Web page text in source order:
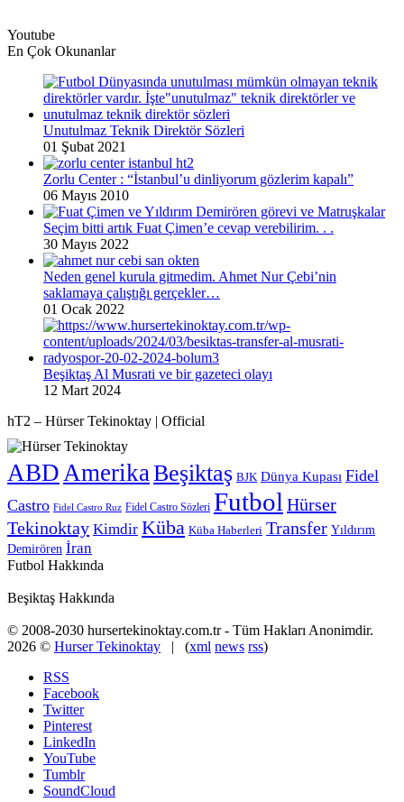
Youtube
En Çok Okunanlar
Unutulmaz Teknik Direktör Sözleri
01 Şubat 2021
Zorlu Center : “İstanbul’u dinliyorum gözlerim kapalı”
06 Mayıs 2010
Seçim bitti artık Fuat Çimen’e cevap verebilirim. . .
30 Mayıs 2022
Neden genel kurula gitmedim. Ahmet Nur Çebi’nin
saklamaya çalıştığı gerçekler…
01 Ocak 2022
Beşiktaş Al Musrati ve bir gazeteci olayı
12 Mart 2024
hT2 – Hürser Tekinoktay | Official
ABD Amerika Beşiktaş BJK Dünya Kupası Fidel
Castro Fidel Castro Ruz Fidel Castro Sözleri Futbol Hürser
Tekinoktay Kimdir Küba Küba Haberleri Transfer Yıldırım
Demirören İran
Futbol Hakkında
Beşiktaş Hakkında
© 2008-2030 hursertekinoktay.com.tr - Tüm Hakları Anonimdir.
2026 © Hurser Tekinoktay | (xml news rss)
RSS
Facebook
Twitter
Pinterest
LinkedIn
YouTube
Tumblr
SoundCloud